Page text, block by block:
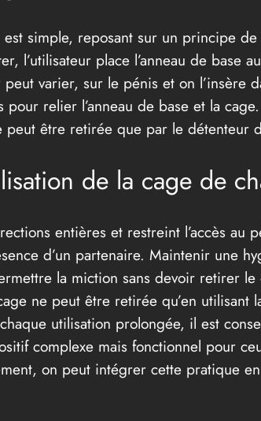
est simple, reposant sur un principe
l’utilisateur place l’anneau de
varier, sur le pénis et on l’insère
relier l’anneau de base et la
être retirée que par le détenteur
de la cage de
entières et restreint l’accès au
d’un partenaire. Maintenir une
la miction sans devoir retirer
ne peut être retirée qu’en
utilisation prolongée, il est
complexe mais fonctionnel pour
on peut intégrer cette pratique